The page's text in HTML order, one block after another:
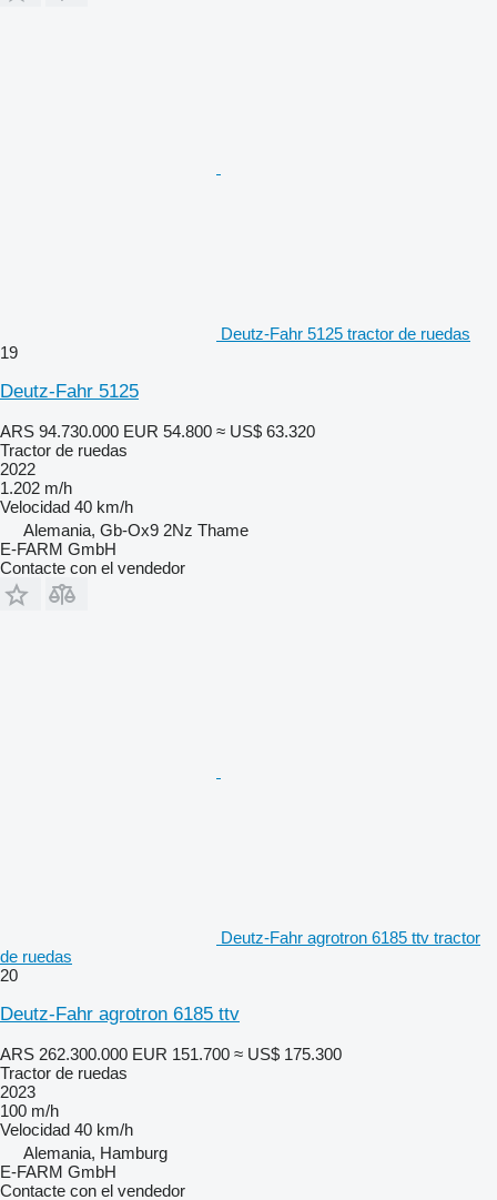
Deutz-Fahr 5125 tractor de ruedas
19
Deutz-Fahr 5125
ARS 94.730.000 EUR 54.800 ≈ US$ 63.320
Tractor de ruedas
2022
1.202 m/h
Velocidad 40 km/h
Alemania, Gb-Ox9 2Nz Thame
E-FARM GmbH
Contacte con el vendedor
Deutz-Fahr agrotron 6185 ttv tractor
de ruedas
20
Deutz-Fahr agrotron 6185 ttv
ARS 262.300.000 EUR 151.700 ≈ US$ 175.300
Tractor de ruedas
2023
100 m/h
Velocidad 40 km/h
Alemania, Hamburg
E-FARM GmbH
Contacte con el vendedor